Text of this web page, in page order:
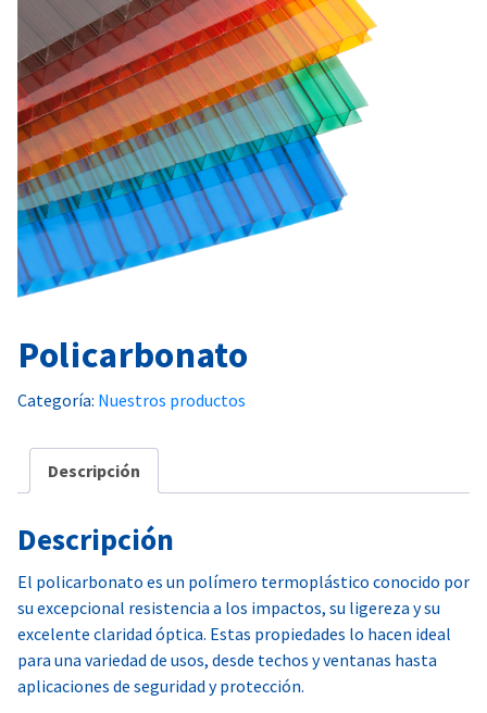
Policarbonato
Categoría: Nuestros productos
Descripción
Descripción
El policarbonato es un polímero termoplástico conocido por
su excepcional resistencia a los impactos, su ligereza y su
excelente claridad óptica. Estas propiedades lo hacen ideal
para una variedad de usos, desde techos y ventanas hasta
aplicaciones de seguridad y protección.